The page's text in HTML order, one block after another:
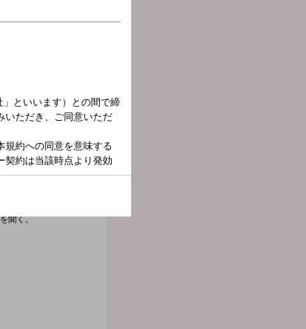
トも招き話を聴く。 日
聞く。